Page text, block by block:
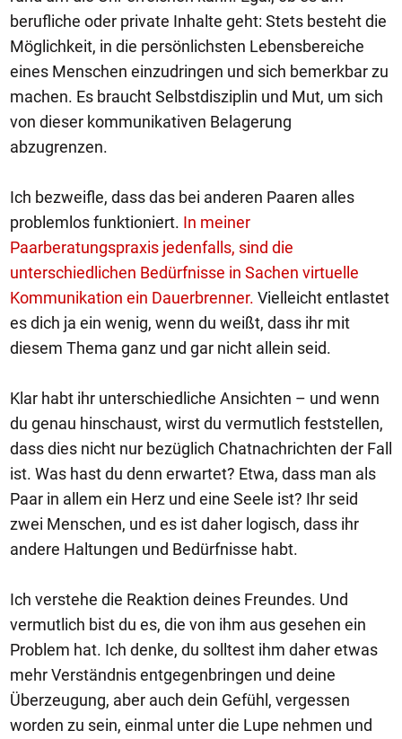
berufliche oder private Inhalte geht: Stets besteht die
Möglichkeit, in die persönlichsten Lebensbereiche
eines Menschen einzudringen und sich bemerkbar zu
machen. Es braucht Selbstdisziplin und Mut, um sich
von dieser kommunikativen Belagerung
abzugrenzen.
Ich bezweifle, dass das bei anderen Paaren alles
problemlos funktioniert. In meiner
Paarberatungspraxis jedenfalls, sind die
unterschiedlichen Bedürfnisse in Sachen virtuelle
Kommunikation ein Dauerbrenner. Vielleicht entlastet
es dich ja ein wenig, wenn du weißt, dass ihr mit
diesem Thema ganz und gar nicht allein seid.
Klar habt ihr unterschiedliche Ansichten – und wenn
du genau hinschaust, wirst du vermutlich feststellen,
dass dies nicht nur bezüglich Chatnachrichten der Fall
ist. Was hast du denn erwartet? Etwa, dass man als
Paar in allem ein Herz und eine Seele ist? Ihr seid
zwei Menschen, und es ist daher logisch, dass ihr
andere Haltungen und Bedürfnisse habt.
Ich verstehe die Reaktion deines Freundes. Und
vermutlich bist du es, die von ihm aus gesehen ein
Problem hat. Ich denke, du solltest ihm daher etwas
mehr Verständnis entgegenbringen und deine
Überzeugung, aber auch dein Gefühl, vergessen
worden zu sein, einmal unter die Lupe nehmen und